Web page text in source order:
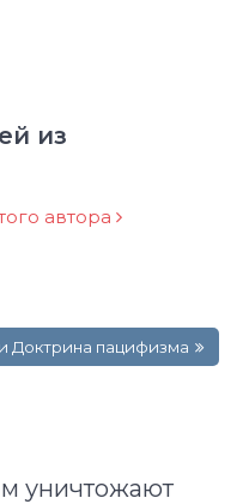
из
автора
Доктрина пацифизма
уничтожают